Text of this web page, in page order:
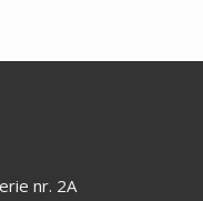
nr. 2A